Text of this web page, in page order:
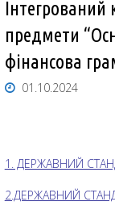
Інтегрований
предмети
фінансова
01.10.2024
1. ДЕРЖАВНИЙ
2.ДЕРЖАВНИЙ